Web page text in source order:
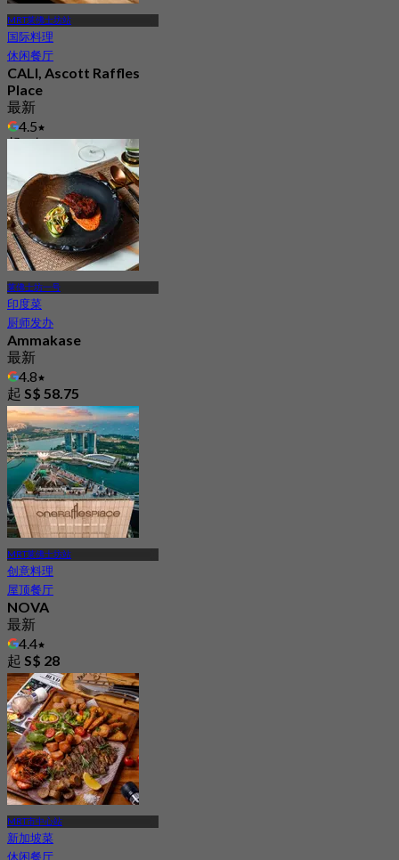
MRT莱佛士坊站
国际料理
休闲餐厅
CALI, Ascott Raffles
Place
最新
4.5
起S$ 49.5
莱佛士坊一号
印度菜
厨师发办
Ammakase
最新
4.8
起 S$ 58.75
MRT莱佛士坊站
创意料理
屋顶餐厅
NOVA
最新
4.4
起 S$ 28
MRT市中心站
新加坡菜
休闲餐厅